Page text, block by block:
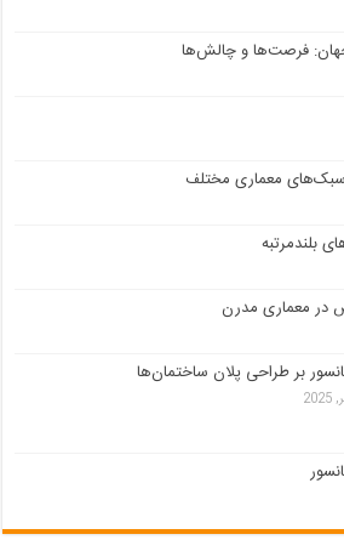
جهان: فرصت‌ها و چالش‌ها
سبک‌های معماری مختلف
بلندمرتبه
در معماری مدرن
بر طراحی پلان ساختمان‌ها